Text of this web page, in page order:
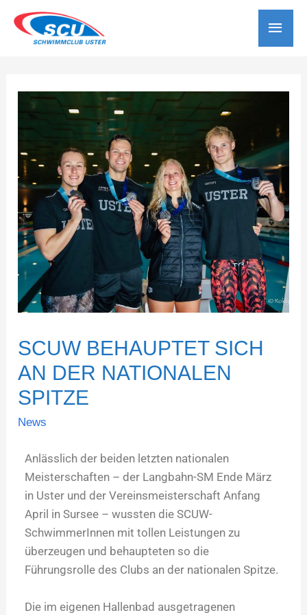
SCUW BEHAUPTET SICH
AN DER NATIONALEN
SPITZE
News
Anlässlich der beiden letzten nationalen
Meisterschaften – der Langbahn-SM Ende März
in Uster und der Vereinsmeisterschaft Anfang
April in Sursee – wussten die SCUW-
SchwimmerInnen mit tollen Leistungen zu
überzeugen und behaupteten so die
Führungsrolle des Clubs an der nationalen Spitze.
Die im eigenen Hallenbad ausgetragenen